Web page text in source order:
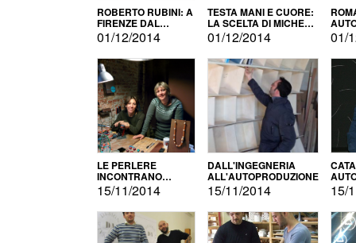
ROBERTO RUBINI: A
FIRENZE DAL
PRODOTTO ALLA
PROMOZIONE
01/12/2014
TESTA MANI E CUORE:
LA SCELTA DI MICHELE
BARBERIO
01/12/2014 01/
LE PERLERE
INCONTRANO
L'AUTOPRODUZIONE
15/11/2014
DALL'INGEGNERIA
ALL'AUTOPRODUZIONE
15/11/2014 15/